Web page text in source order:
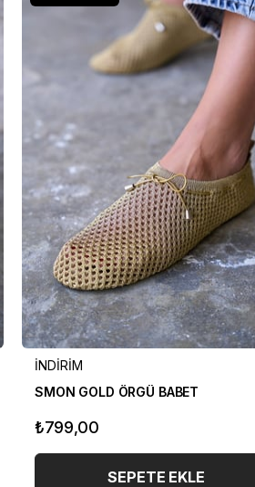
İNDİRİM
SMON GOLD ÖRGÜ BABET
₺799,00
SEPETE EKLE